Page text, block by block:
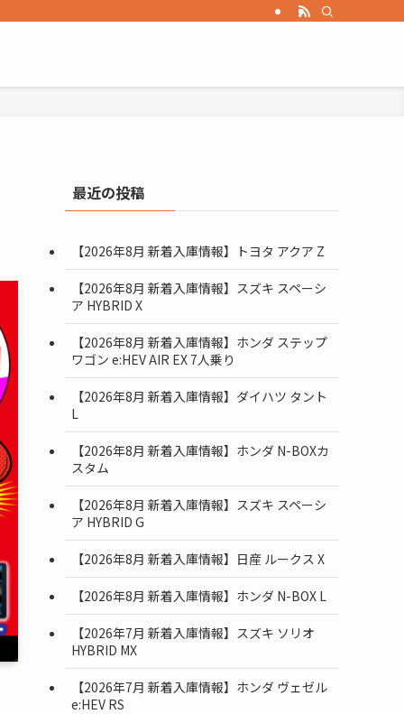
最近の投稿
【2026年8月 新着入庫情報】トヨタ アクア Z
【2026年8月 新着入庫情報】スズキ スペーシ
ア HYBRID X
【2026年8月 新着入庫情報】ホンダ ステップ
ワゴン e:HEV AIR EX 7人乗り
【2026年8月 新着入庫情報】ダイハツ タント
L
【2026年8月 新着入庫情報】ホンダ N-BOXカ
スタム
【2026年8月 新着入庫情報】スズキ スペーシ
ア HYBRID G
【2026年8月 新着入庫情報】日産 ルークス X
【2026年8月 新着入庫情報】ホンダ N-BOX L
【2026年7月 新着入庫情報】スズキ ソリオ
HYBRID MX
【2026年7月 新着入庫情報】ホンダ ヴェゼル
e:HEV RS